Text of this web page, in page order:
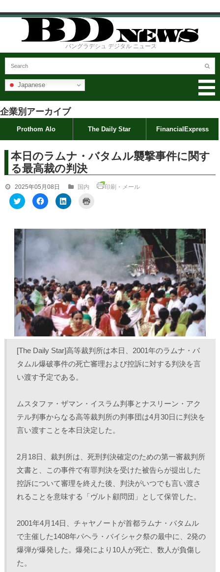
バングラデシュ デジタル ニュース
Japanese
企業別アーカイブ
Prothom Alo The Daily Star FinancialExpress
本日のラムナ・バタムル襲撃事件に関す
る最高裁の判決
2025年05月08日 国内
印刷・メール
ク
リ
て
T
w
で
共
有
(
新
し
い
ウ
ィ
ン
ド
で
開
ま
)
F
a
o
に
は
ク
リ
ッ
ク
し
て
さ
(
新
し
い
ィ
ン
で
開
ま
)
ク
リ
て
k
で
共
有
(
新
し
い
ウ
ィ
ン
ウ
で
き
す
て
ン
ド
ウ
で
開
き
ま
す
)
[The Daily Star]高等裁判所は本日、2001年のラムナ・バ
タムル爆破事件の死亡審理および控訴に対する判決を言
い渡す予定である。
ムスタファ・ザマン・イスラム判事とナスリーン・アク
テル判事からなる高等裁判所の判事団は4月30日に判決を
言い渡すことを本日決定した。
2月18日、裁判所は、死刑判決確定のための第一審裁判所
文書と、この事件で有罪判決を受けた被告らが提出した
控訴について審理を終えた後、判決がいつでも言い渡さ
れることを意味する「ヴルト顧問団」として保管した。
2001年4月14日、チャヤノートが首都ラムナ・バタムル
で主催した1408年パヘラ・バイシャク祭の最中に、2発の
爆弾が爆発した。爆発により10人が死亡、数人が負傷し
た。